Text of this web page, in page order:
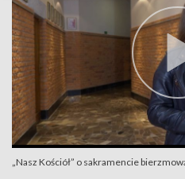
„Nasz Kościół” o sakramencie